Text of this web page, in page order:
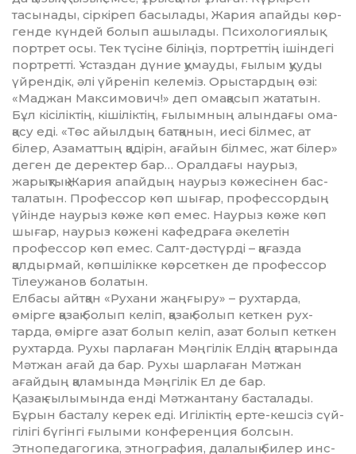
тасынады, сіркі­реп басылады, Жария апайды көр­
генде күндей болып ашылады. Психологиялық
портрет осы. Тек түсіне біліңіз, портреттің ішіндегі
порт­ретті. Ұстаздан дүние қумау­ды, ғылым қууды
үйрендік, әлі үй­реніп келеміз. Орыстардың өзі:
«Маджан Максимович!» деп ома­қа­сып жататын.
Бұл кісіліктің, кі­ші­ліктің, ғылымның алындағы ома­­
қасу еді. «Төс айылдың батқа­нын, иесі білмес, ат
білер, Аза­мат­тың қадірін, ағайын білмес, жат бі­­лер»
деген де деректер бар… Орал­­дағы наурыз,
жарықтық Жа­рия апайдың наурыз көжесінен бас­­
талатын. Профессор көп шы­ғар, профессордың
үйінде наурыз кө­же көп емес. Наурыз көже көп
шы­ғар, наурыз көжені кафедраға әке­летін
профессор көп емес. Салт-дәстүрді – қағазда
қалдыр­май, көпшілікке көрсеткен де про­фессор
Тілеужанов болатын.
Елбасы айтқан «Рухани жаң­ғыру» – рухтарда,
өмірге қазақ бо­лып келіп, қазақ болып кеткен рух­
тарда, өмірге азат болып келіп, азат болып кеткен
рухтарда. Рухы пар­лаған Мәңгілік Елдің қатарын­да
Мәтжан ағай да бар. Рухы шар­лаған Мәтжан
ағайдың қаламында Мәң­гілік Ел де бар.
Қазақ ғылымында енді Мәт­жан­тану басталады.
Бұрын басталу ке­рек еді. Игіліктің ерте-кешсіз сүй­
гілігі бүгінгі ғылыми кон­фе­рен­ция болсын.
Этнопедагогика, эт­нография, далалық билер инс­